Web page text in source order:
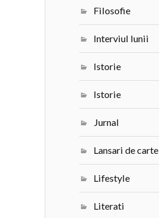
Filosofie
Interviul lunii
Istorie
Istorie
Jurnal
Lansari de carte
Lifestyle
Literati